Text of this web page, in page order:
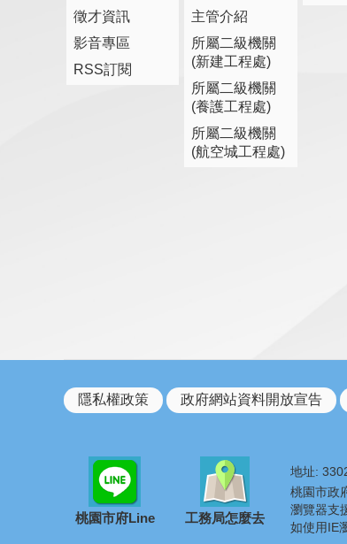
徵才資訊
影音專區
RSS訂閱
主管介紹
所屬二級機關
(新建工程處)
所屬二級機關
(養護工程處)
所屬二級機關
(航空城工程處)
隱私權政策 政府網站資料開放宣告
桃園市府Line 工務局怎麼去
地址:
桃園市政
瀏覽器支
如使用IE